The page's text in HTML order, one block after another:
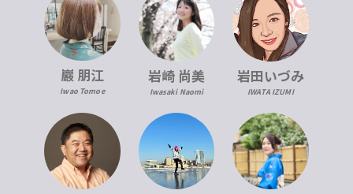
巖 朋江
Iwao Tomoe
岩崎 尚美
Iwasaki Naomi
岩田いづみ
IWATA IZUMI